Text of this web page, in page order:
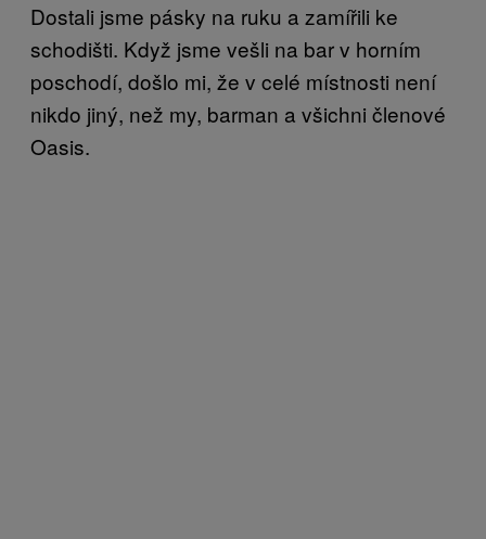
Dostali jsme pásky na ruku a zamířili ke
schodišti. Když jsme vešli na bar v horním
poschodí, došlo mi, že v celé místnosti není
nikdo jiný, než my, barman a všichni členové
Oasis.